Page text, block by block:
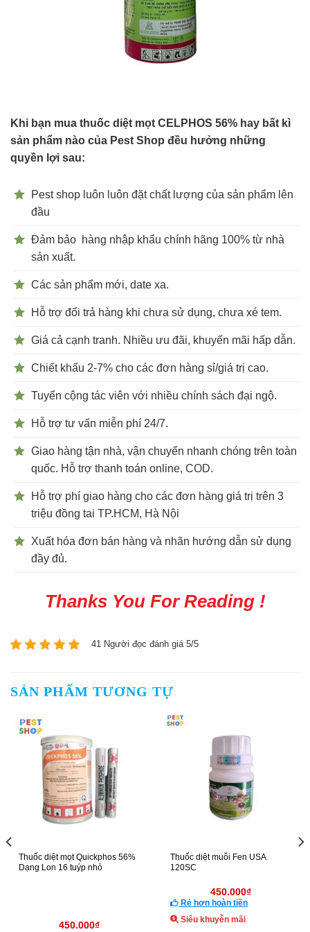
Khi bạn mua thuốc diệt mọt CELPHOS 56% hay bất kì
sản phẩm nào của Pest Shop đều hưởng những
quyền lợi sau:
Pest shop luôn luôn đặt chất lượng của sản phẩm lên
đầu
Đảm bảo hàng nhập khẩu chính hãng 100% từ nhà
sản xuất.
Các sản phẩm mới, date xa.
Hỗ trợ đổi trả hàng khi chưa sử dụng, chưa xé tem.
Giá cả cạnh tranh. Nhiều ưu đãi, khuyến mãi hấp dẫn.
Chiết khấu 2-7% cho các đơn hàng sỉ/giá trị cao.
Tuyển cộng tác viên với nhiều chính sách đại ngộ.
Hỗ trợ tư vấn miễn phí 24/7.
Giao hàng tận nhà, vận chuyển nhanh chóng trên toàn
quốc. Hỗ trợ thanh toán online, COD.
Hỗ trợ phí giao hàng cho các đơn hàng giá trị trên 3
triệu đồng tai TP.HCM, Hà Nội
Xuất hóa đơn bán hàng và nhãn hướng dẫn sử dụng
đầy đủ.
Thanks You For Reading !
41 Người đọc đánh giá 5/5
SẢN PHẨM TƯƠNG TỰ
Thuốc Diệt Muỗi AQUA
RESIGEN 10.4EW
Siêu khuyễn mãi
Fendona 10SC
20.000₫
Rẻ hơn hoàn tiền
Siêu khuyễn mãi